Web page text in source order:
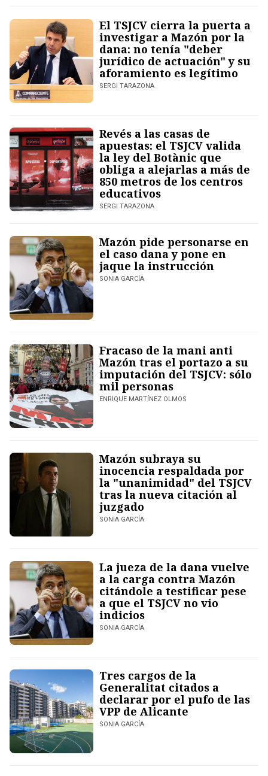
El TSJCV cierra la puerta a
investigar a Mazón por la
dana: no tenía "deber
jurídico de actuación" y su
aforamiento es legítimo
SERGI TARAZONA
Revés a las casas de
apuestas: el TSJCV valida
la ley del Botànic que
obliga a alejarlas a más de
850 metros de los centros
educativos
SERGI TARAZONA
Mazón pide personarse en
el caso dana y pone en
jaque la instrucción
SONIA GARCÍA
Fracaso de la mani anti
Mazón tras el portazo a su
imputación del TSJCV: sólo
mil personas
ENRIQUE MARTÍNEZ OLMOS
Mazón subraya su
inocencia respaldada por
la "unanimidad" del TSJCV
tras la nueva citación al
juzgado
SONIA GARCÍA
La jueza de la dana vuelve
a la carga contra Mazón
citándole a testificar pese
a que el TSJCV no vio
indicios
SONIA GARCÍA
Tres cargos de la
Generalitat citados a
declarar por el pufo de las
VPP de Alicante
SONIA GARCÍA